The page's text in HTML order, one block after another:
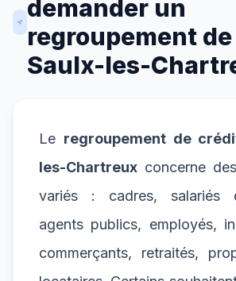
demander un
regroupement
Saulx-les-
Le regroupement de
les-Chartreux concerne
variés : cadres, salariés
agents publics, employés,
commerçants, retraités,